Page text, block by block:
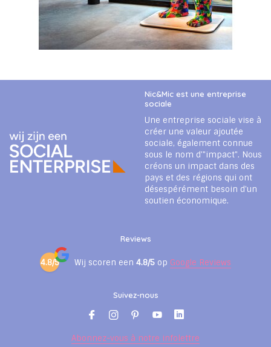
Nic&Mic est une entreprise
sociale
Une entreprise sociale vise à
créer une valeur ajoutée
sociale, également connue
sous le nom d'"impact". Nous
créons un impact dans des
pays et des régions qui ont
désespérément besoin d'un
soutien économique.
Reviews
4.8/5 Wij scoren een 4.8/5 op Google Reviews
Suivez-nous
Abonnez-vous à notre infolettre